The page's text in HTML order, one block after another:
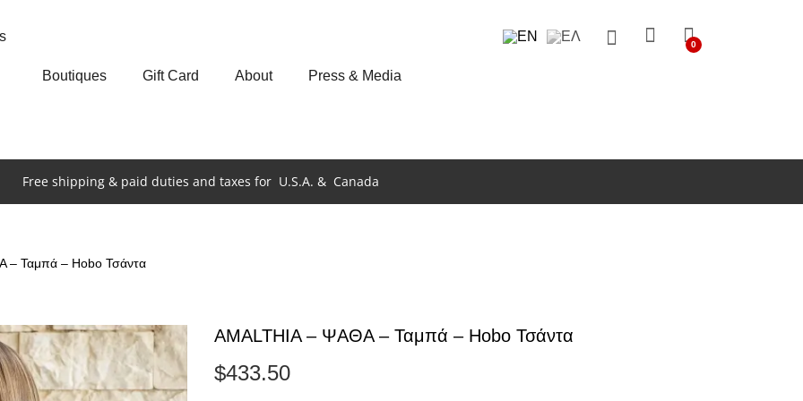
Boutiques Gift Card About Press & Media
0
Free shipping & paid duties and taxes for U.S.A. & Canada
– Ταμπά – Hobo Τσάντα
AMALTHIA – ΨΑΘΑ – Ταμπά – Hobo Τσάντα
$433.50